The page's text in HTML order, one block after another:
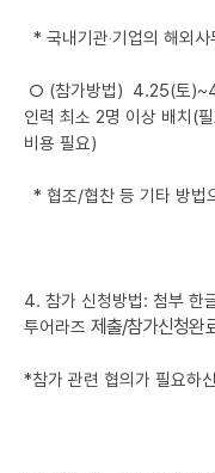
* 국내기관‧기업의 해외
○ (참가방법) 4.25(토
인력 최소 2명 이상 배치(
비용 필요)
* 협조/협찬 등 기타 방법
4. 참가 신청방법: 첨부 한
투어라즈 제출/참가신청완
*참가 관련 협의가 필요하